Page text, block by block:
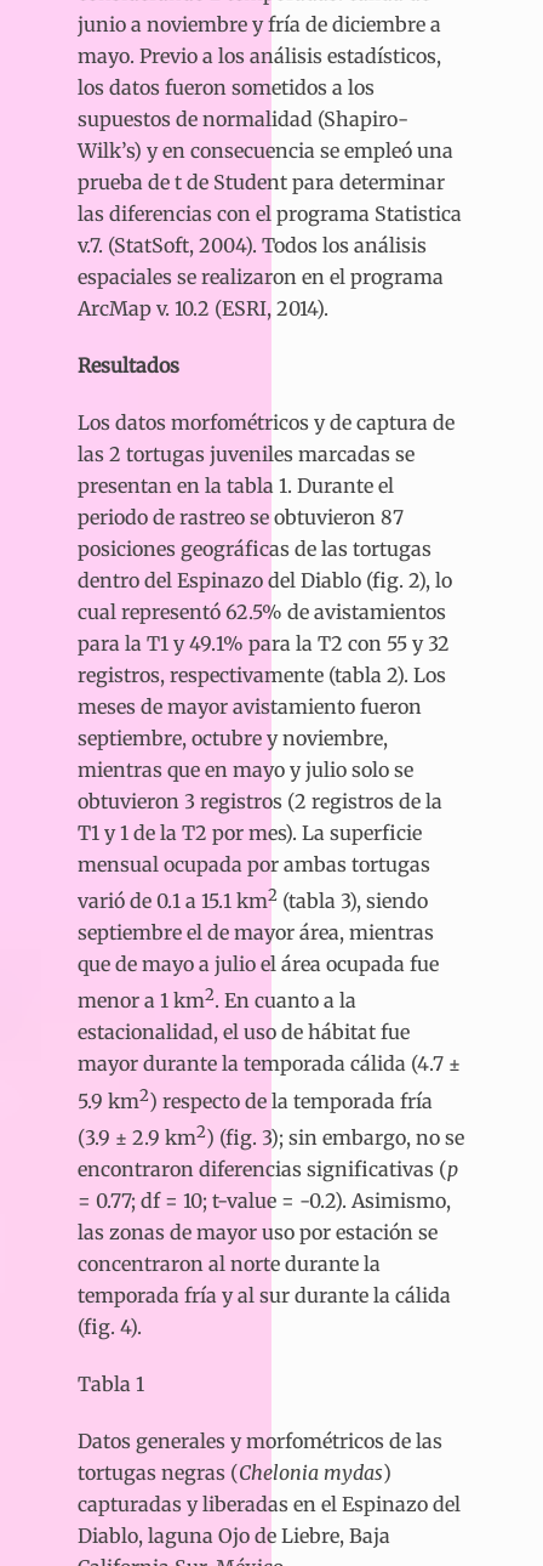
junio a noviembre y fría de diciembre a
mayo. Previo a los análisis estadísticos,
los datos fueron sometidos a los
supuestos de normalidad (Shapiro-
Wilk’s) y en consecuencia se empleó una
prueba de t de Student para determinar
las diferencias con el programa Statistica
v.7. (StatSoft, 2004). Todos los análisis
espaciales se realizaron en el programa
ArcMap v. 10.2 (ESRI, 2014).
Resultados
Los datos morfométricos y de captura de
las 2 tortugas juveniles marcadas se
presentan en la tabla 1. Durante el
periodo de rastreo se obtuvieron 87
posiciones geográficas de las tortugas
dentro del Espinazo del Diablo (fig. 2), lo
cual representó 62.5% de avistamientos
para la T1 y 49.1% para la T2 con 55 y 32
registros, respectivamente (tabla 2). Los
meses de mayor avistamiento fueron
septiembre, octubre y noviembre,
mientras que en mayo y julio solo se
obtuvieron 3 registros (2 registros de la
T1 y 1 de la T2 por mes). La superficie
mensual ocupada por ambas tortugas
varió de 0.1 a 15.1 km2 (tabla 3), siendo
septiembre el de mayor área, mientras
que de mayo a julio el área ocupada fue
menor a 1 km2. En cuanto a la
estacionalidad, el uso de hábitat fue
mayor durante la temporada cálida (4.7 ±
5.9 km2) respecto de la temporada fría
(3.9 ± 2.9 km2) (fig. 3); sin embargo, no se
encontraron diferencias significativas (p
= 0.77; df = 10; t-value = -0.2). Asimismo,
las zonas de mayor uso por estación se
concentraron al norte durante la
temporada fría y al sur durante la cálida
(fig. 4).
Tabla 1
Datos generales y morfométricos de las
tortugas negras (Chelonia mydas)
capturadas y liberadas en el Espinazo del
Diablo, laguna Ojo de Liebre, Baja